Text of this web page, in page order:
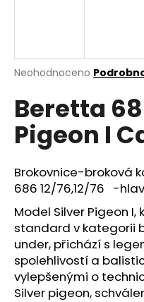
Průměrné
produktu
je
0,0
hvězdiček.
Neohodnoceno
Beretta
Pigeon I
Brokovnice-broková
686 12/76,12/76 -
Model Silver Pigeon
standard v kategorii
under, přichází s
spolehlivostí a
vylepšenými o
Silver pigeon,
í
t
D
o
p
o
r